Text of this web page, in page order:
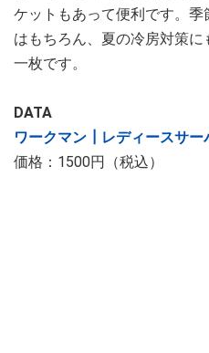
ケットもあって便利です。
はもちろん、夏の冷房対策
一枚です。
DATA
ワークマン┃レディースサー
価格：1500円（税込）